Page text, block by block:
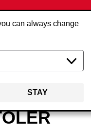
can always change
STAY